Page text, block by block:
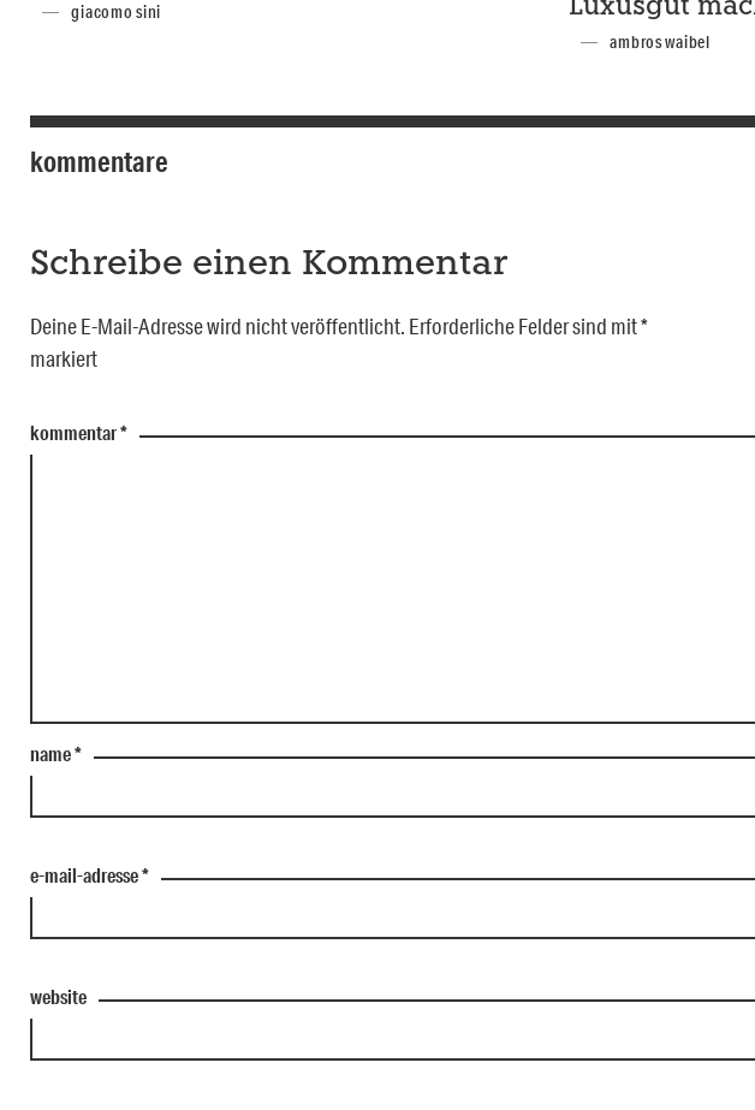
giacomo sini
Luxusgut
ambros waibel
kommentare
Schreibe einen Kommentar
Deine E-Mail-Adresse wird nicht veröffentlicht. Erforderliche Felder sind mit*
markiert
kommentar*
name*
e-mail-adresse*
website